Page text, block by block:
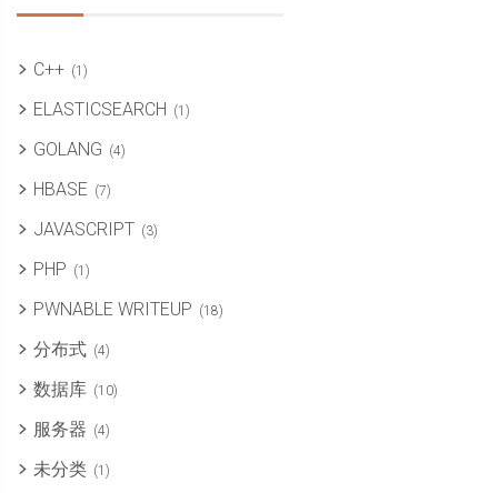
C++ (1)
ELASTICSEARCH (1)
GOLANG (4)
HBASE (7)
JAVASCRIPT (3)
PHP (1)
PWNABLE WRITEUP (18)
分布式 (4)
数据库 (10)
服务器 (4)
未分类 (1)